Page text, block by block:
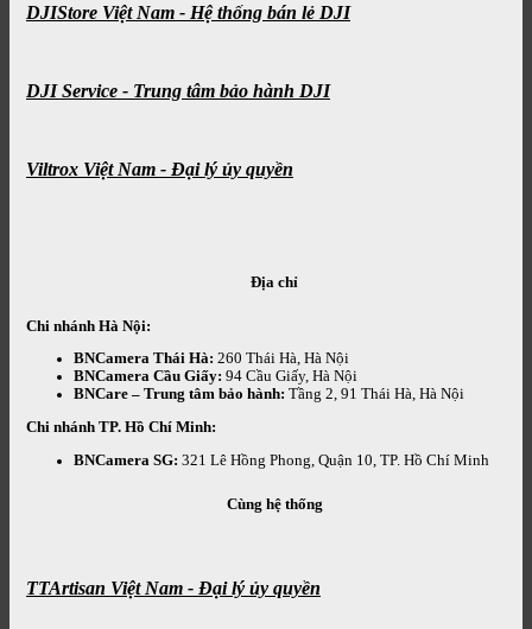
DJIStore Việt Nam - Hệ thống bán lẻ DJI
DJI Service - Trung tâm bảo hành DJI
Viltrox Việt Nam - Đại lý ủy quyền
Địa chỉ
Chi nhánh Hà Nội:
BNCamera Thái Hà: 260 Thái Hà, Hà Nội
BNCamera Cầu Giấy: 94 Cầu Giấy, Hà Nội
BNCare – Trung tâm bảo hành: Tầng 2, 91 Thái Hà, Hà Nội
Chi nhánh TP. Hồ Chí Minh:
BNCamera SG: 321 Lê Hồng Phong, Quận 10, TP. Hồ Chí Minh
Cùng hệ thống
TTArtisan Việt Nam - Đại lý ủy quyền